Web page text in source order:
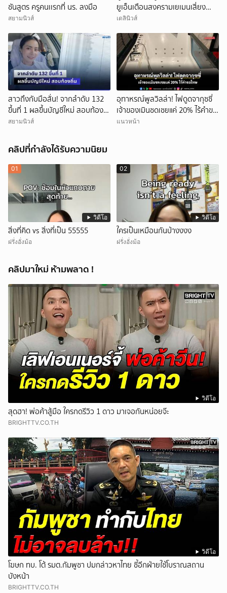
ชันสูตร ครูคนเเรกที่ นร. ลงมือ
สยามนิวส์
ยูเอ็นเตือนสงครามเยเมนเสี่ยง
ขยายวง
เดลินิวส์
สาวถึงกับมือสั่น! จากลำดับ 132
ขึ้นที่ 1 ผลขึ้นบัญชีใหม่ สอบท้อง
ถิ่น
สยามนิวส์
อุทาหรณ์พูลวิลล่า! ไฟดูดจากุซซี่
เจ้าของเมินชดเชยแค่ 20% ไร้คำขอ
โทษ
แนวหน้า
คลิปที่กำลังได้รับความนิยม
วิดีโอ
01
สิ่งที่คิด vs สิ่งที่เป็น 55555
ฝรั่งอั่งม้อ
วิดีโอ
02
ใครเป็นเหมือนกันบ้างงงง
ฝรั่งอั่งม้อ
คลิปมาใหม่ ห้ามพลาด !
วิดีโอ
สุดฮา! พ่อค้าสู้มือ ใครกดรีวิว 1 ดาว มาเจอกันหน่อยจ๊ะ
BRIGHTTV.CO.TH
วิดีโอ
โฆษก ทบ. โต้ รมต.กัมพูชา ปมกล่าวหาไทย ชี้อีกฝ่ายใช้โบราณสถาน
บังหน้า
BRIGHTTV.CO.TH